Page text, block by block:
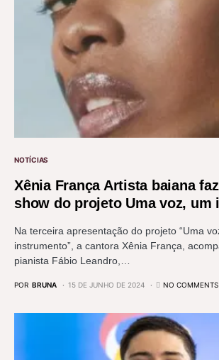
NOTÍCIAS
Xênia França Artista baiana
show do projeto Uma voz, um
Na terceira apresentação do projeto “Uma
instrumento”, a cantora Xênia França,
pianista Fábio Leandro,…
POR BRUNA 15 DE JUNHO DE 2024 NO COMMENTS